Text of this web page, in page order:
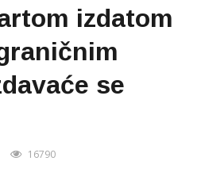
izdatom
se
16790